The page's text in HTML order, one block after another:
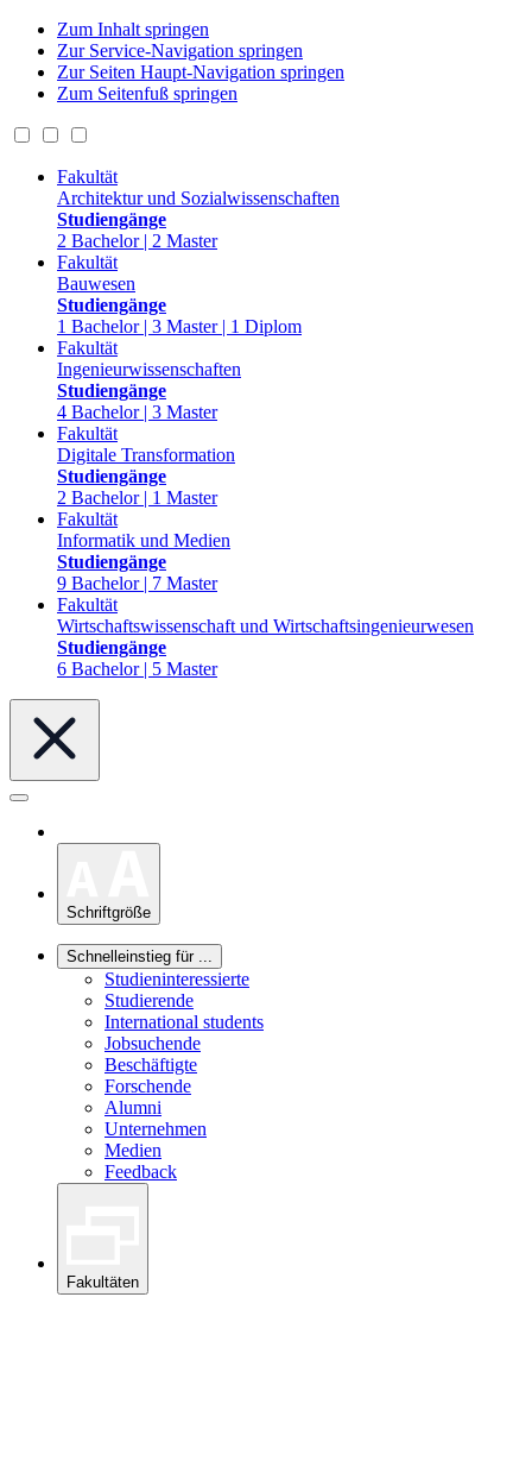
Zum Inhalt springen
Zur Service-Navigation springen
Zur Seiten Haupt-Navigation springen
Zum Seitenfuß springen
Fakultät
Architektur und Sozialwissenschaften
Studiengänge
2 Bachelor | 2 Master
Fakultät
Bauwesen
Studiengänge
1 Bachelor | 3 Master | 1 Diplom
Fakultät
Ingenieurwissenschaften
Studiengänge
4 Bachelor | 3 Master
Fakultät
Digitale Transformation
Studiengänge
2 Bachelor | 1 Master
Fakultät
Informatik und Medien
Studiengänge
9 Bachelor | 7 Master
Fakultät
Wirtschaftswissenschaft und Wirtschaftsingenieurwesen
Studiengänge
6 Bachelor | 5 Master
Schriftgröße
Schnelleinstieg für ...
Studieninteressierte
Studierende
International students
Jobsuchende
Beschäftigte
Forschende
Alumni
Unternehmen
Medien
Feedback
Fakultäten